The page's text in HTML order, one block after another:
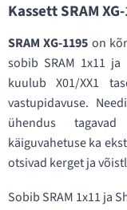
Kassett SRAM
SRAM XG-1195 on
sobib SRAM 1x11
kuulub X01/XX1
vastupidavuse.
ühendus
käiguvahetuse ka
otsivad kerget ja
Sobib SRAM 1x11 ja